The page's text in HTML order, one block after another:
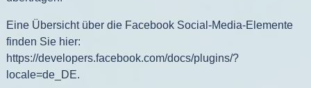
Eine Übersicht über die Facebook Social-Media-Elemente
finden Sie hier:
https://developers.facebook.com/docs/plugins/?
locale=de_DE.